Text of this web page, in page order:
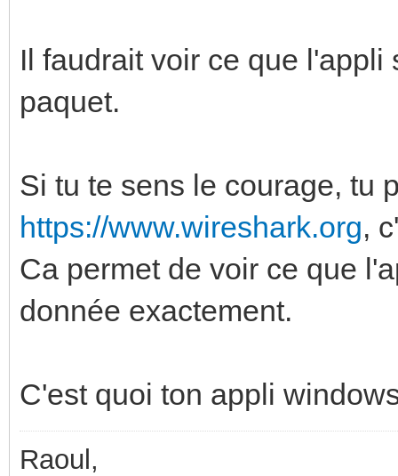
Il faudrait voir ce que
paquet.
Si tu te sens le courage, tu
https://www.wireshark.org,
Ca permet de voir ce que
donnée exactement.
C'est quoi ton appli
Raoul,